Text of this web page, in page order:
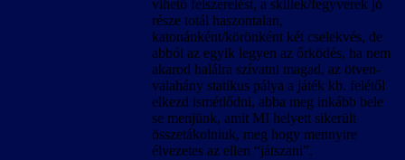
vihető felszerelést, a skillek/fegyverek jó
része totál haszontalan,
katonánként/körönként két cselekvés, de
abból az egyik legyen az őrködés, ha nem
akarod halálra szívatni magad, az ötven-
valahány statikus pálya a játék kb. felétől
elkezd ismétlődni, abba meg inkább bele
se menjünk, amit MI helyett sikerült
összetákolniuk, meg hogy mennyire
élvezetes az ellen “játszani”.